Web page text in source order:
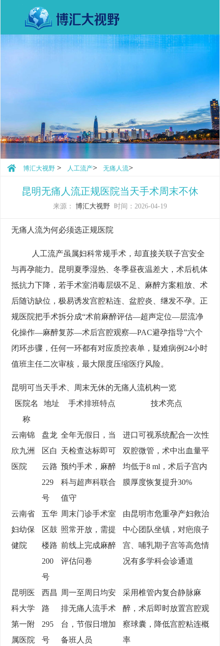
博汇大视野 > 人工流产> 无痛人流>
昆明无痛人流正规医院当天手术周末不休
来源： 博汇大视野 时间：2026-04-19
无痛人流为何必须选正规医院
人工流产虽属妇科常规手术，却直接关联子宫安全
与再孕能力。昆明夏季湿热、冬季昼夜温差大，术后机体
抵抗力下降，若手术室消毒层级不足、麻醉方案粗放、术
后随访缺位，极易诱发宫腔粘连、盆腔炎、继发不孕。正
规医院把手术拆分成“术前麻醉评估—超声定位—层流净
化操作—麻醉复苏—术后宫腔观察—PAC避孕指导”六个
闭环步骤，任何一环都有对应质控表单，疑难病例24小时
值班主任二次审核，最大限度压缩医疗风险。
昆明可当天手术、周末无休的无痛人流机构一览
医院名
称
地址 手术排班特点 技术亮点
云南锦
欣九洲
医院
盘龙
区白
云路
229
号
全年无假日，当
天检查达标即可
预约手术，麻醉
科与超声科联合
值守
进口可视系统配合一次性
双腔微管，术中出血量平
均低于8 ml，术后子宫内
膜厚度恢复提升30%
云南省
妇幼保
健院
五华
区鼓
楼路
200
号
周末门诊手术室
照常开放，需提
前线上完成麻醉
评估问卷
由昆明市危重孕产妇救治
中心团队坐镇，对疤痕子
宫、哺乳期子宫等高危情
况有多学科会诊通道
昆明医
科大学
第一附
属医院
西昌
路
295
号
周一至周日均安
排无痛人流手术
台，节假日增加
备班人员
采用椎管内复合静脉麻
醉，术后即时放置宫腔观
察球囊，降低宫腔粘连概
率